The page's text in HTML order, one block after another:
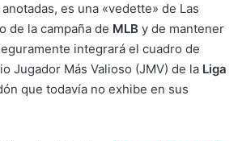
es una «vedette» de Las
de la campaña de MLB y de mantener
integrará el cuadro de
Jugador Más Valioso (JMV) de la Liga
que todavía no exhibe en sus